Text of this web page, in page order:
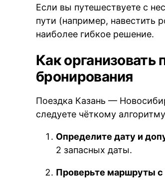
Если вы путешествуете с
пути (например, навестить
наиболее гибкое решение.
Как организовать
бронирования
Поездка Казань —
следуете чёткому
Определите дату и
2 запасных даты.
Проверьте маршруты